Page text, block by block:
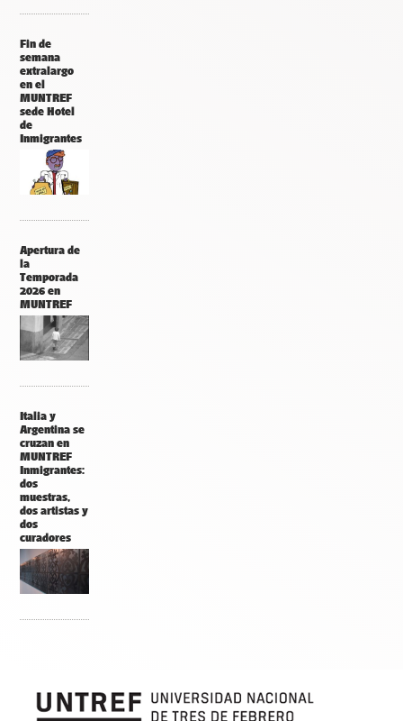
Fin de
semana
extralargo
en el
MUNTREF
sede Hotel
de
Inmigrantes
Apertura de
la
Temporada
2026 en
MUNTREF
Italia y
Argentina se
cruzan en
MUNTREF
Inmigrantes:
dos
muestras,
dos artistas y
dos
curadores